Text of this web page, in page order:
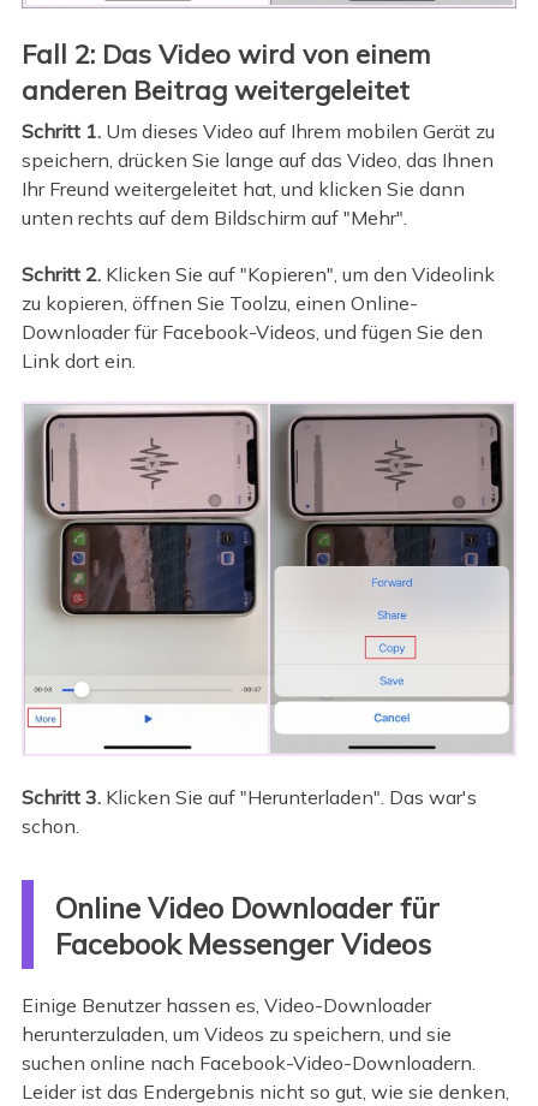
Fall 2: Das Video wird von einem
anderen Beitrag weitergeleitet
Schritt 1.Um dieses Video auf Ihrem mobilen Gerät zu
speichern, drücken Sie lange auf das Video, das Ihnen
Ihr Freund weitergeleitet hat, und klicken Sie dann
unten rechts auf dem Bildschirm auf "Mehr".
Schritt 2.Klicken Sie auf "Kopieren", um den Videolink
zu kopieren, öffnen Sie Toolzu, einen Online-
Downloader für Facebook-Videos, und fügen Sie den
Link dort ein.
Schritt 3.Klicken Sie auf "Herunterladen". Das war's
schon.
Online Video Downloader für
Facebook Messenger Videos
Einige Benutzer hassen es, Video-Downloader
herunterzuladen, um Videos zu speichern, und sie
suchen online nach Facebook-Video-Downloadern.
Leider ist das Endergebnis nicht so gut, wie sie denken,